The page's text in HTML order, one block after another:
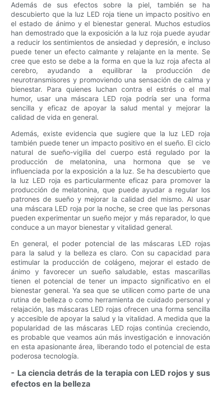
Además de sus efectos sobre la piel, también se ha
descubierto que la luz LED roja tiene un impacto positivo en
el estado de ánimo y el bienestar general. Muchos estudios
han demostrado que la exposición a la luz roja puede ayudar
a reducir los sentimientos de ansiedad y depresión, e incluso
puede tener un efecto calmante y relajante en la mente. Se
cree que esto se debe a la forma en que la luz roja afecta al
cerebro, ayudando a equilibrar la producción de
neurotransmisores y promoviendo una sensación de calma y
bienestar. Para quienes luchan contra el estrés o el mal
humor, usar una máscara LED roja podría ser una forma
sencilla y eficaz de apoyar la salud mental y mejorar la
calidad de vida en general.
Además, existe evidencia que sugiere que la luz LED roja
también puede tener un impacto positivo en el sueño. El ciclo
natural de sueño-vigilia del cuerpo está regulado por la
producción de melatonina, una hormona que se ve
influenciada por la exposición a la luz. Se ha descubierto que
la luz LED roja es particularmente eficaz para promover la
producción de melatonina, que puede ayudar a regular los
patrones de sueño y mejorar la calidad del mismo. Al usar
una máscara LED roja por la noche, se cree que las personas
pueden experimentar un sueño mejor y más reparador, lo que
conduce a un mayor bienestar y vitalidad general.
En general, el poder potencial de las máscaras LED rojas
para la salud y la belleza es claro. Con su capacidad para
estimular la producción de colágeno, mejorar el estado de
ánimo y favorecer un sueño saludable, estas mascarillas
tienen el potencial de tener un impacto significativo en el
bienestar general. Ya sea que se utilicen como parte de una
rutina de belleza o como herramienta de cuidado personal y
relajación, las máscaras LED rojas ofrecen una forma sencilla
y accesible de apoyar la salud y la vitalidad. A medida que la
popularidad de las máscaras LED rojas continúa creciendo,
es probable que veamos aún más investigación e innovación
en esta apasionante área, liberando todo el potencial de esta
poderosa tecnología.
- La ciencia detrás de la terapia con LED rojos y sus
efectos en la belleza